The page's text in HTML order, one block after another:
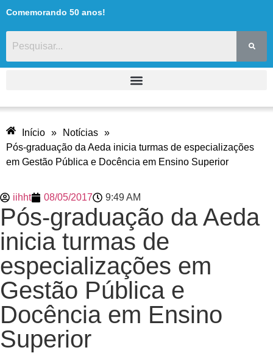
Comemorando 50 anos!
Início » Notícias »
Pós-graduação da Aeda inicia turmas de especializações
em Gestão Pública e Docência em Ensino Superior
iihht 08/05/2017 9:49 AM
Pós-graduação da Aeda
inicia turmas de
especializações em
Gestão Pública e
Docência em Ensino
Superior